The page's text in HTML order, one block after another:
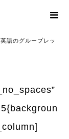
語のグループレッ